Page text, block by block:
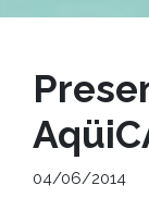
04/06/2014